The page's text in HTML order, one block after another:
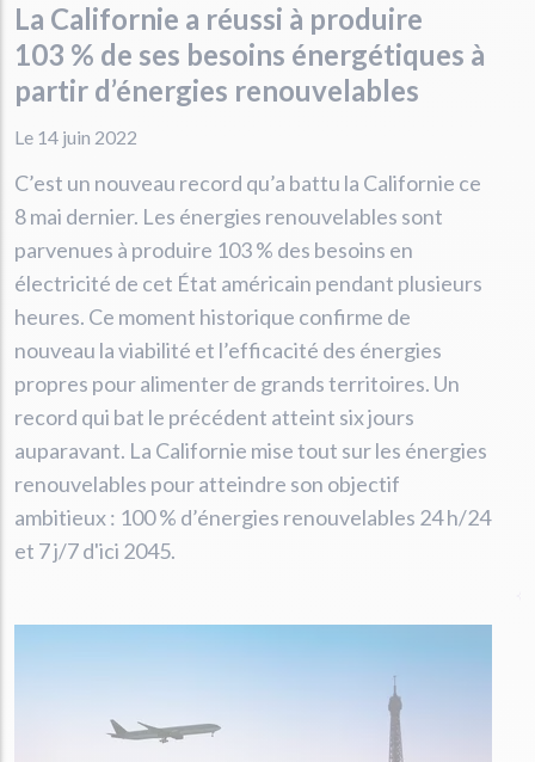
La Californie a réussi à produire
103 % de ses besoins énergétiques à
partir d’énergies renouvelables
Le 14 juin 2022
C’est un nouveau record qu’a battu la Californie ce
8 mai dernier. Les énergies renouvelables sont
parvenues à produire 103 % des besoins en
électricité de cet État américain pendant plusieurs
heures. Ce moment historique confirme de
nouveau la viabilité et l’efficacité des énergies
propres pour alimenter de grands territoires. Un
record qui bat le précédent atteint six jours
auparavant. La Californie mise tout sur les énergies
renouvelables pour atteindre son objectif
ambitieux : 100 % d’énergies renouvelables 24 h/24
et 7 j/7 d'ici 2045.